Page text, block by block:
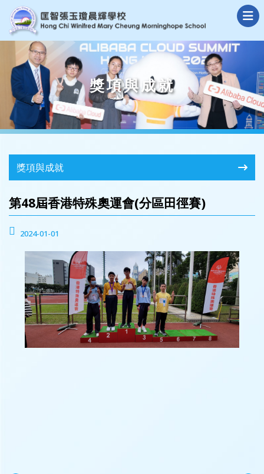
獎項與成就
獎項與成就
第48屆香港特殊奧運會(分區田徑賽)
2024-01-01